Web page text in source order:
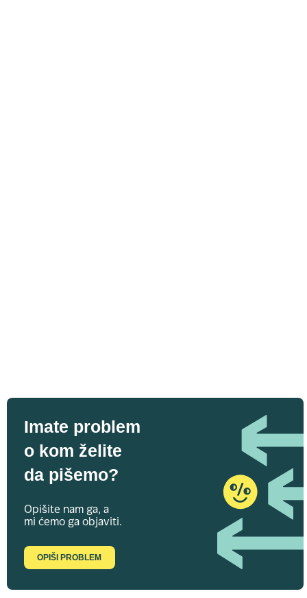
Imate problem
o kom želite
da pišemo?
Opišite nam ga, a
mi ćemo ga objaviti.
OPIŠI PROBLEM